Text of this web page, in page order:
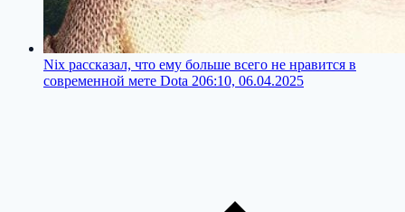
Nix рассказал, что ему больше всего не нравится в
современной мете Dota 206:10, 06.04.2025